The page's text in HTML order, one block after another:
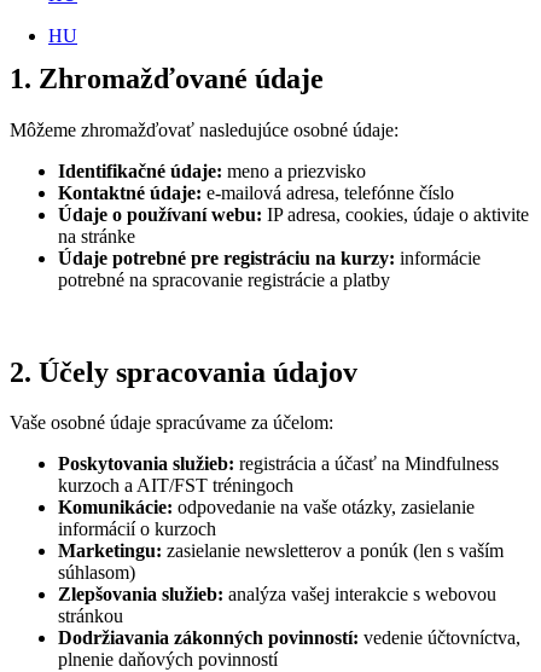
HU
1. Zhromažďované údaje
Môžeme zhromažďovať nasledujúce osobné údaje:
Identifikačné údaje: meno a priezvisko
Kontaktné údaje: e-mailová adresa, telefónne číslo
Údaje o používaní webu: IP adresa, cookies, údaje o aktivite
na stránke
Údaje potrebné pre registráciu na kurzy: informácie
potrebné na spracovanie registrácie a platby
2. Účely spracovania údajov
Vaše osobné údaje spracúvame za účelom:
Poskytovania služieb: registrácia a účasť na Mindfulness
kurzoch a AIT/FST tréningoch
Komunikácie: odpovedanie na vaše otázky, zasielanie
informácií o kurzoch
Marketingu: zasielanie newsletterov a ponúk (len s vaším
súhlasom)
Zlepšovania služieb: analýza vašej interakcie s webovou
stránkou
Dodržiavania zákonných povinností: vedenie účtovníctva,
plnenie daňových povinností